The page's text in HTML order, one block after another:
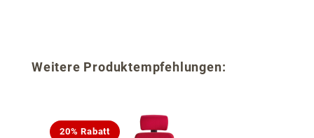
Produktgalerie überspringen
Weitere Produktempfehlungen:
20% Rabatt